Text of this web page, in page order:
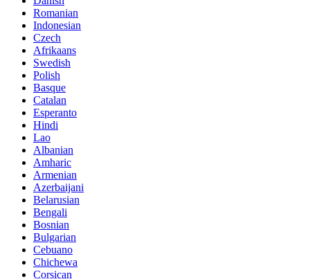
Romanian
Indonesian
Czech
Afrikaans
Swedish
Polish
Basque
Catalan
Esperanto
Hindi
Lao
Albanian
Amharic
Armenian
Azerbaijani
Belarusian
Bengali
Bosnian
Bulgarian
Cebuano
Chichewa
Corsican